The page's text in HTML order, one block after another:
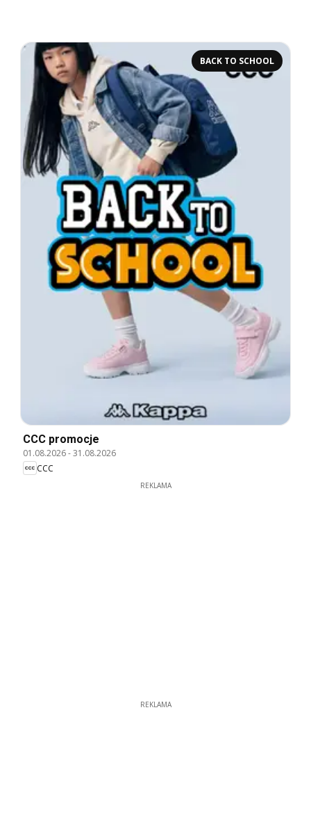
BACK TO SCHOOL
CCC promocje
01.08.2026-31.08.2026
CCC
REKLAMA
REKLAMA